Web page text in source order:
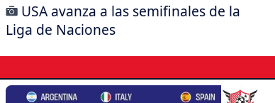
USA avanza a las semifinales de la
Liga de Naciones